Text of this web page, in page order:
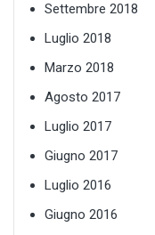
Settembre 2018
Luglio 2018
Marzo 2018
Agosto 2017
Luglio 2017
Giugno 2017
Luglio 2016
Giugno 2016